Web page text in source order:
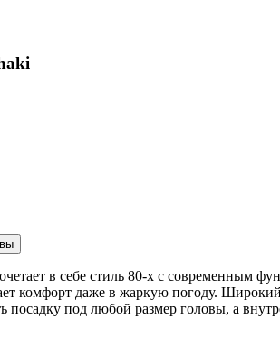
в себе стиль 80-х с современным
комфорт даже в жаркую погоду.
посадку под любой размер головы, а